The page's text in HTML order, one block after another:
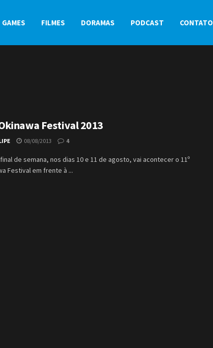
GAMES FILMES DORAMAS PODCAST CONTATO
Festival 2013
08/08/2013 4
de semana, nos dias 10 e 11 de agosto, vai acontecer o 11º
Festival em frente à ...